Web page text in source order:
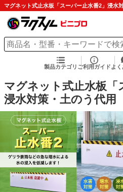
マグネット式止水板「スーパー止水番2」浸水
製品カテゴリ ご利用ガイド よ
マグネット式止水板「
浸水対策・土のう代用